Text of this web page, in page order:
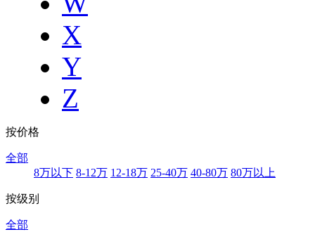
X
Y
Z
按价格
全部
8万以下 8-12万 12-18万 25-40万 40-80万 80万以上
按级别
全部